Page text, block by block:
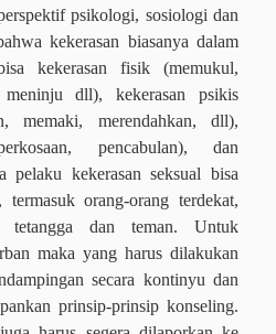
psikologi, sosiologi dan
kekerasan biasanya dalam
kekerasan fisik (memukul,
meninju dll), kekerasan psikis
memaki, merendahkan, dll),
pencabulan), dan
pelaku kekerasan seksual bisa
orang-orang terdekat,
tetangga dan teman. Untuk
maka yang harus dilakukan
secara kontinyu dan
prinsip-prinsip konseling.